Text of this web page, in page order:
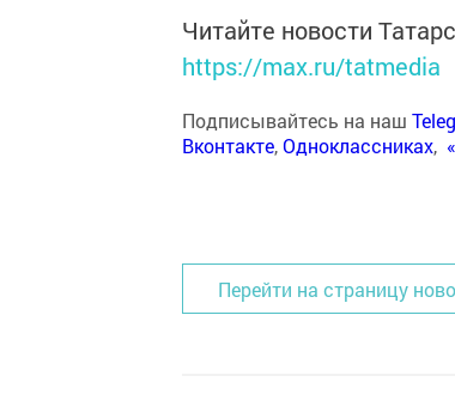
Читайте новости
https://max.ru/tatmedia
Подписывайтесь на наш
Вконтакте,Одноклассниках,
Перейти на страницу